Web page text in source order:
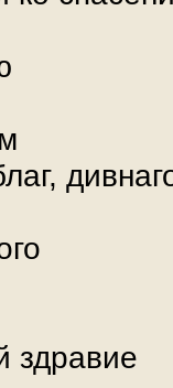
здравие